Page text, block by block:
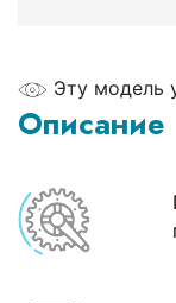
Эту модель
Описание